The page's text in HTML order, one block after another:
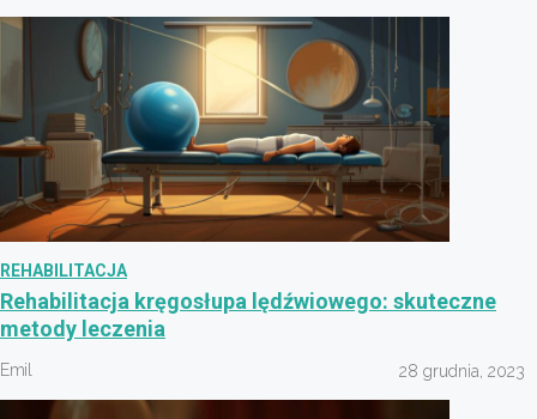
REHABILITACJA
Rehabilitacja kręgosłupa lędźwiowego: skuteczne
metody leczenia
Emil 28 grudnia, 2023